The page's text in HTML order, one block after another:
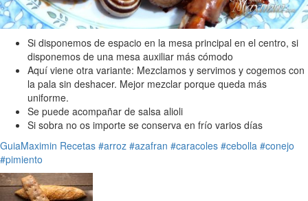
Si disponemos de espacio en la mesa principal en el centro, si
disponemos de una mesa auxiliar más cómodo
Aquí viene otra variante: Mezclamos y servimos y cogemos con
la pala sin deshacer. Mejor mezclar porque queda más
uniforme.
Se puede acompañar de salsa alioli
Si sobra no os importe se conserva en frío varios días
GuiaMaximin Recetas #arroz #azafran #caracoles #cebolla #conejo
#pimiento